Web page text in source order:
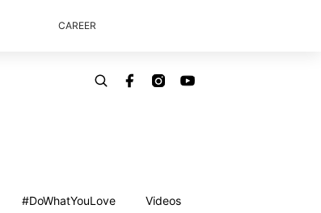
CAREER
#DoWhatYouLove Videos